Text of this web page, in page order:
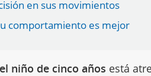
en sus movimientos
comportamiento es mejor
el niño de cinco años está